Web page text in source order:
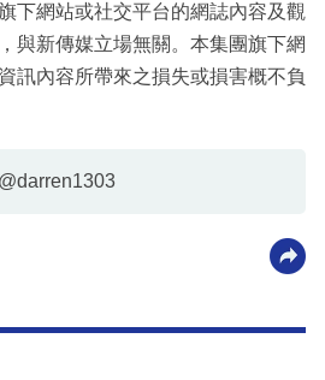
下網站或社交平台的網誌內容及觀
與新傳媒立場無關。本集團旗下網
訊內容所帶來之損失或損害概不負